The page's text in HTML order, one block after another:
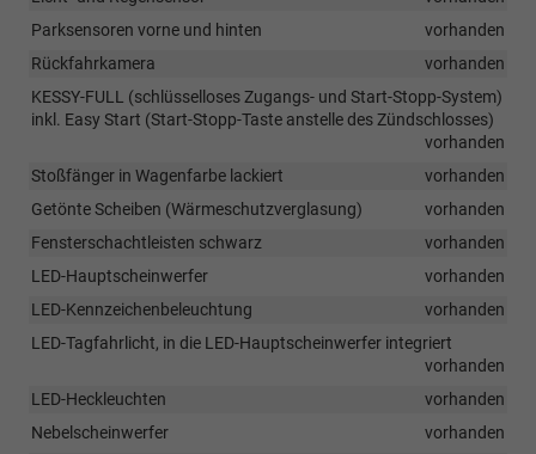
Parksensoren vorne und hinten
vorhanden
Rückfahrkamera
vorhanden
KESSY-FULL (schlüsselloses Zugangs- und Start-Stopp-System)
inkl. Easy Start (Start-Stopp-Taste anstelle des Zündschlosses)
vorhanden
Stoßfänger in Wagenfarbe lackiert
vorhanden
Getönte Scheiben (Wärmeschutzverglasung)
vorhanden
Fensterschachtleisten schwarz
vorhanden
LED-Hauptscheinwerfer
vorhanden
LED-Kennzeichenbeleuchtung
vorhanden
LED-Tagfahrlicht, in die LED-Hauptscheinwerfer integriert
vorhanden
LED-Heckleuchten
vorhanden
Nebelscheinwerfer
vorhanden